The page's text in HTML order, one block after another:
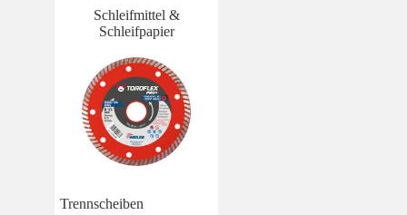
Schleifmittel &
Schleifpapier
Trennscheiben